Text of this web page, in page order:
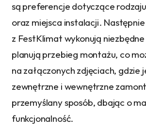
są preferencje dotyczące
oraz miejsca instalacji. Następnie
z FestKlimat wykonują
planują przebieg montażu, co
na załączonych zdjęciach, gdzie
zewnętrzne i wewnętrzne
przemyślany sposób, dbając o
funkcjonalność.